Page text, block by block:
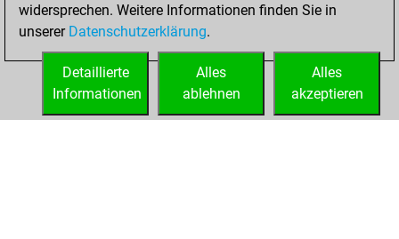
of 1592
You created
your Fritz account
widersprechen. Weitere Informationen finden Sie in
unserer Datenschutzerklärung.
Alles
akzeptieren
Alles
ablehnen
Detaillierte
Informationen